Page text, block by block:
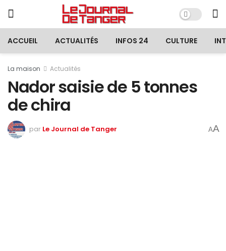
ACCUEIL ACTUALITÉS INFOS 24 CULTURE
La maison Actualités
Nador saisie de 5 tonnes
de chira
par Le Journal de Tanger AA